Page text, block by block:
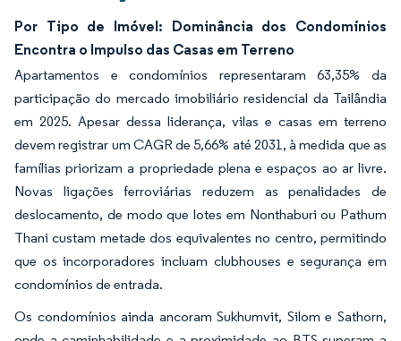
Por Tipo de Imóvel: Dominância dos Condomínios
Encontra o Impulso das Casas em Terreno
Apartamentos e condomínios representaram 63,35% da
participação do mercado imobiliário residencial da Tailândia
em 2025. Apesar dessa liderança, vilas e casas em terreno
devem registrar um CAGR de 5,66% até 2031, à medida que as
famílias priorizam a propriedade plena e espaços ao ar livre.
Novas ligações ferroviárias reduzem as penalidades de
deslocamento, de modo que lotes em Nonthaburi ou Pathum
Thani custam metade dos equivalentes no centro, permitindo
que os incorporadores incluam clubhouses e segurança em
condomínios de entrada.
Os condomínios ainda ancoram Sukhumvit, Silom e Sathorn,